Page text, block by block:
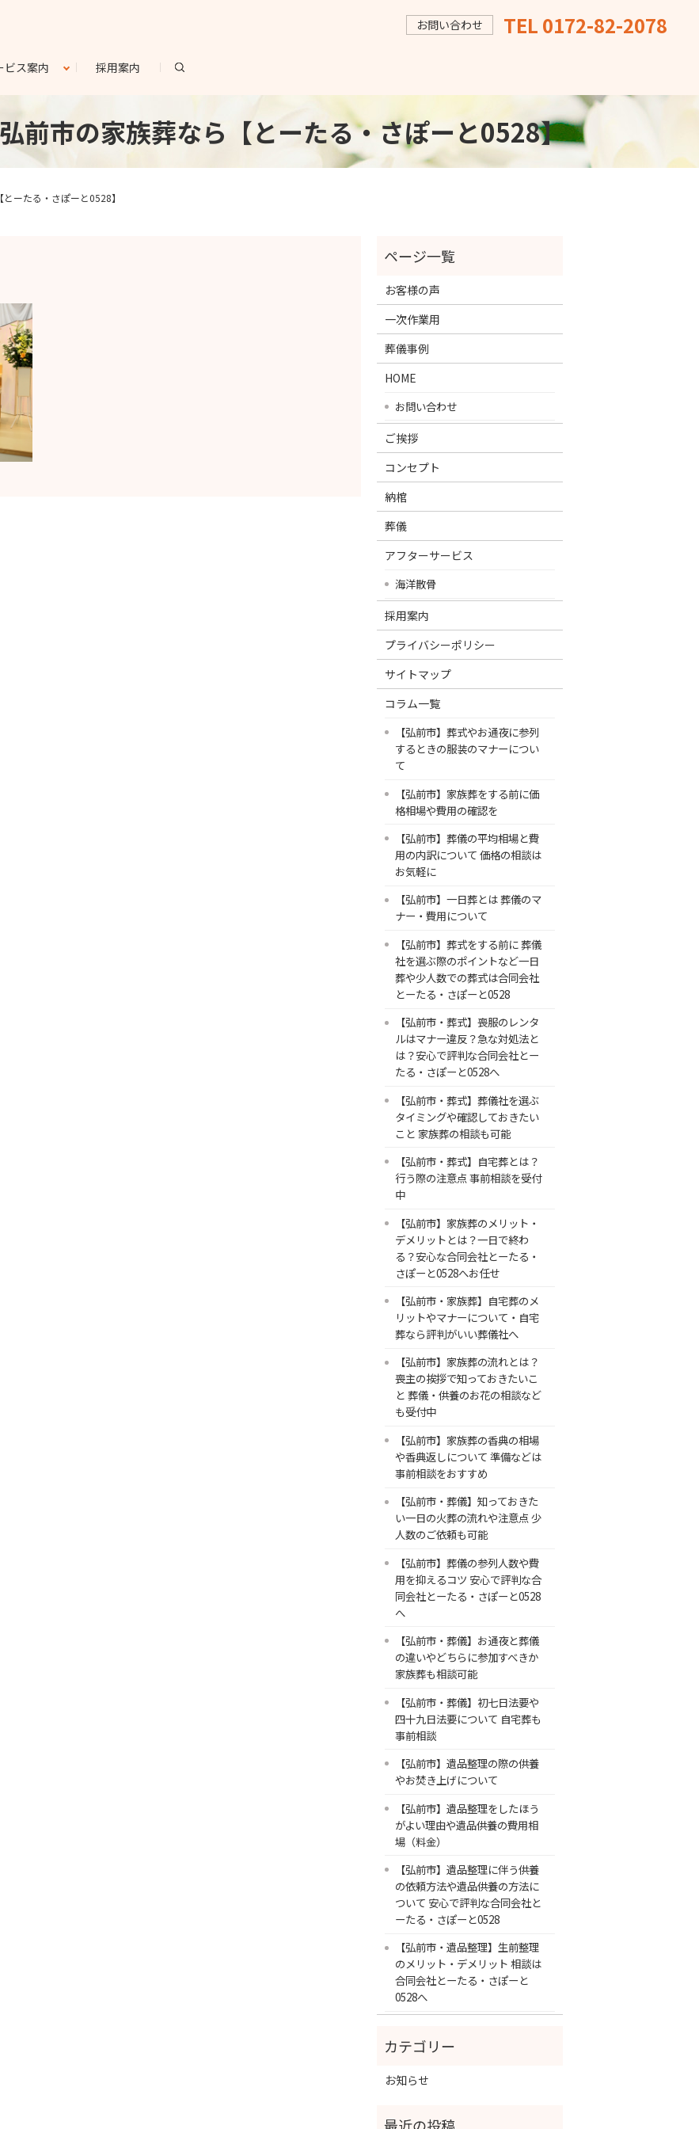
ビス案内 採用案内 search
お問い合わせ TEL 0172-82-2078
市の家族葬なら【とーたる・さぽーと0528】
ーたる・さぽーと0528】
お客様の声
一次作業用
葬儀事例
HOME
お問い合わせ
ご挨拶
コンセプト
納棺
葬儀
アフターサービス
海洋散骨
採用案内
プライバシーポリシー
サイトマップ
コラム一覧
【弘前市】葬式やお通夜に参列
するときの服装のマナーについ
て
【弘前市】家族葬をする前に価
格相場や費用の確認を
【弘前市】葬儀の平均相場と費
用の内訳について 価格の相談は
お気軽に
【弘前市】一日葬とは 葬儀のマ
ナー・費用について
【弘前市】葬式をする前に 葬儀
社を選ぶ際のポイントなど一日
葬や少人数での葬式は合同会社
とーたる・さぽーと0528
【弘前市・葬式】喪服のレンタ
ルはマナー違反？急な対処法と
は？安心で評判な合同会社とー
たる・さぽーと0528へ
【弘前市・葬式】葬儀社を選ぶ
タイミングや確認しておきたい
こと 家族葬の相談も可能
【弘前市・葬式】自宅葬とは？
行う際の注意点 事前相談を受付
中
【弘前市】家族葬のメリット・
デメリットとは？一日で終わ
る？安心な合同会社とーたる・
さぽーと0528へお任せ
【弘前市・家族葬】自宅葬のメ
リットやマナーについて・自宅
葬なら評判がいい葬儀社へ
【弘前市】家族葬の流れとは？
喪主の挨拶で知っておきたいこ
と 葬儀・供養のお花の相談など
も受付中
【弘前市】家族葬の香典の相場
や香典返しについて 準備などは
事前相談をおすすめ
【弘前市・葬儀】知っておきた
い一日の火葬の流れや注意点 少
人数のご依頼も可能
【弘前市】葬儀の参列人数や費
用を抑えるコツ 安心で評判な合
同会社とーたる・さぽーと0528
へ
【弘前市・葬儀】お通夜と葬儀
の違いやどちらに参加すべきか
家族葬も相談可能
【弘前市・葬儀】初七日法要や
四十九日法要について 自宅葬も
事前相談
【弘前市】遺品整理の際の供養
やお焚き上げについて
【弘前市】遺品整理をしたほう
がよい理由や遺品供養の費用相
場（料金）
【弘前市】遺品整理に伴う供養
の依頼方法や遺品供養の方法に
ついて 安心で評判な合同会社と
ーたる・さぽーと0528
【弘前市・遺品整理】生前整理
のメリット・デメリット 相談は
合同会社とーたる・さぽーと
0528へ
お知らせ